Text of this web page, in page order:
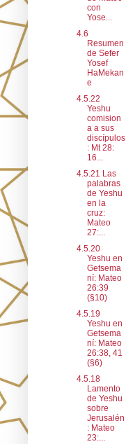
con
Yose...
4.6
Resumen
de Sefer
Yosef
HaMekan
e
4.5.22
Yeshu
comision
a a sus
discípulos
: Mt 28:
16...
4.5.21 Las
palabras
de Yeshu
en la
cruz:
Mateo
27:...
4.5.20
Yeshu en
Getsema
ní: Mateo
26:39
(§10)
4.5.19
Yeshu en
Getsema
ní: Mateo
26:38, 41
(§6)
4.5.18
Lamento
de Yeshu
sobre
Jerusalén
: Mateo
23:...